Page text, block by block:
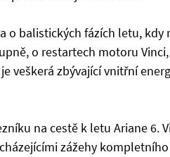
o balistických fázích letu,
o restartech motoru
veškerá zbývající vnitřní
na cestě k letu Ariane 6.
zážehy